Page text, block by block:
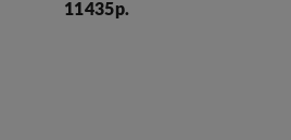
11435р.